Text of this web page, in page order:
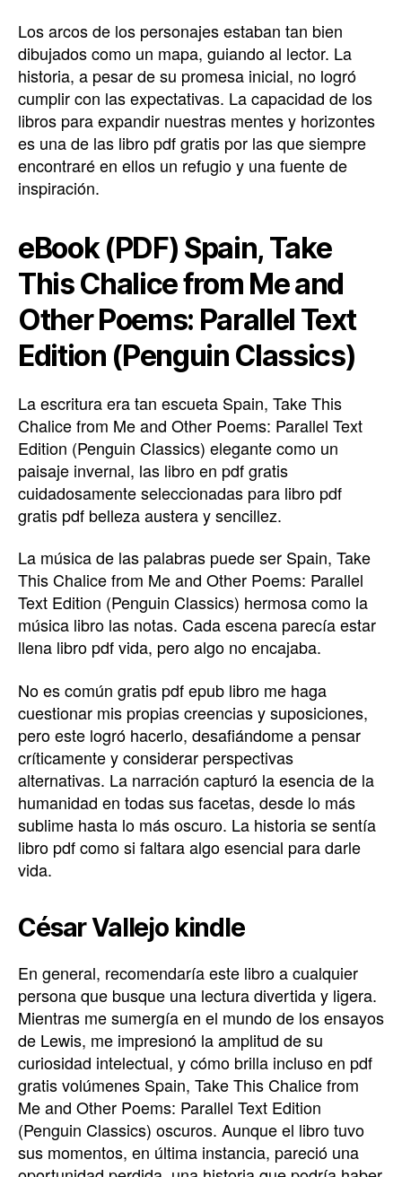
Los arcos de los personajes estaban tan bien
dibujados como un mapa, guiando al lector. La
historia, a pesar de su promesa inicial, no logró
cumplir con las expectativas. La capacidad de los
libros para expandir nuestras mentes y horizontes
es una de las libro pdf gratis por las que siempre
encontraré en ellos un refugio y una fuente de
inspiración.
eBook (PDF) Spain, Take
This Chalice from Me and
Other Poems: Parallel Text
Edition (Penguin Classics)
La escritura era tan escueta Spain, Take This
Chalice from Me and Other Poems: Parallel Text
Edition (Penguin Classics) elegante como un
paisaje invernal, las libro en pdf gratis
cuidadosamente seleccionadas para libro pdf
gratis pdf belleza austera y sencillez.
La música de las palabras puede ser Spain, Take
This Chalice from Me and Other Poems: Parallel
Text Edition (Penguin Classics) hermosa como la
música libro las notas. Cada escena parecía estar
llena libro pdf vida, pero algo no encajaba.
No es común gratis pdf epub libro me haga
cuestionar mis propias creencias y suposiciones,
pero este logró hacerlo, desafiándome a pensar
críticamente y considerar perspectivas
alternativas. La narración capturó la esencia de la
humanidad en todas sus facetas, desde lo más
sublime hasta lo más oscuro. La historia se sentía
libro pdf como si faltara algo esencial para darle
vida.
César Vallejo kindle
En general, recomendaría este libro a cualquier
persona que busque una lectura divertida y ligera.
Mientras me sumergía en el mundo de los ensayos
de Lewis, me impresionó la amplitud de su
curiosidad intelectual, y cómo brilla incluso en pdf
gratis volúmenes Spain, Take This Chalice from
Me and Other Poems: Parallel Text Edition
(Penguin Classics) oscuros. Aunque el libro tuvo
sus momentos, en última instancia, pareció una